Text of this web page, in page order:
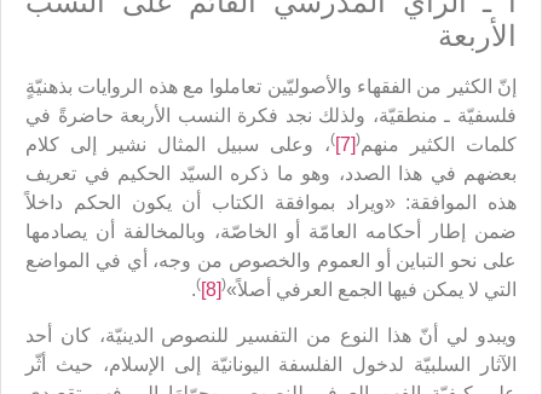
الأربعة
إنّ الكثير من الفقهاء والأصوليّين تعاملوا مع هذه الروايات بذهنيّةٍ
فلسفيّة ـ منطقيّة، ولذلك نجد فكرة النسب الأربعة حاضرةً في
کلمات الكثير منهم(
[7]
)، وعلى سبيل المثال نشير إلى كلام
بعضهم في هذا الصدد، وهو ما ذكره السيّد الحكيم في تعريف
هذه الموافقة: «ويراد بموافقة الكتاب أن يكون الحكم داخلاً
ضمن إطار أحكامه العامّة أو الخاصّة، وبالمخالفة أن يصادمها
على نحو التباين أو العموم والخصوص من وجه، أي في المواضع
التي لا يمكن فيها الجمع العرفي أصلاً»(
[8]
)
.
ويبدو لي أنّ هذا النوع من التفسير للنصوص الدينيّة، كان أحد
الآثار السلبيّة لدخول الفلسفة اليونانيّة إلى الإسلام، حيث أثّر